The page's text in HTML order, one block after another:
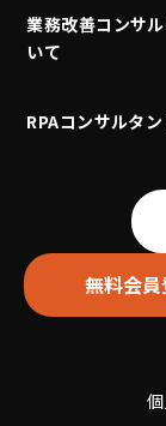
業務改善コンサ
いて
RPAコンサルタ
無料会